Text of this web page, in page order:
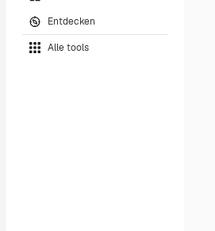
Entdecken
Alle tools